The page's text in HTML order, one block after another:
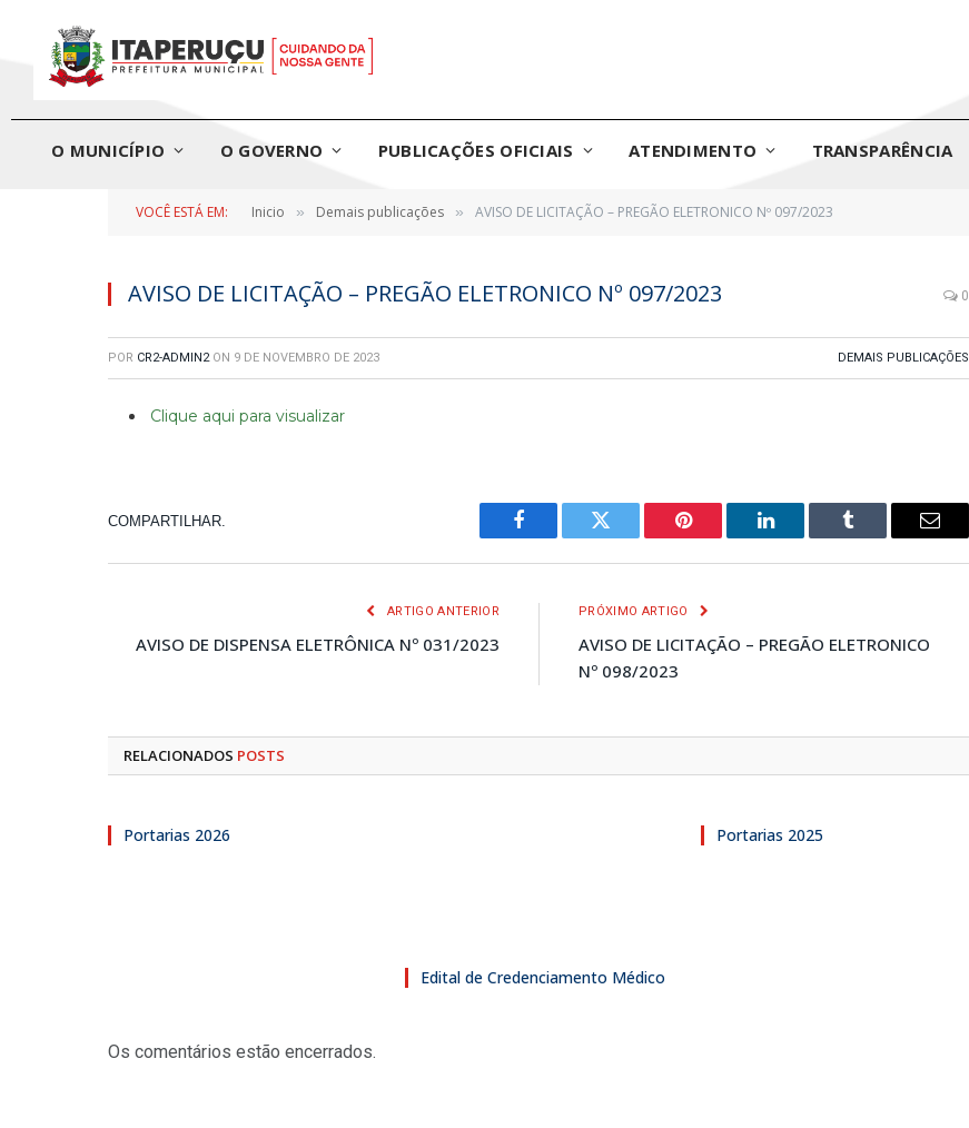
O MUNICÍPIO O GOVERNO PUBLICAÇÕES OFICIAIS ATENDIMENTO TRANSPARÊNCIA
VOCÊ ESTÁ EM: Inicio » Demais publicações » AVISO DE LICITAÇÃO – PREGÃO ELETRONICO Nº 097/2023
AVISO DE LICITAÇÃO – PREGÃO ELETRONICO Nº 097/2023 0
POR CR2-ADMIN2 ON 9 DE NOVEMBRO DE 2023 DEMAIS PUBLICAÇÕES
Clique aqui para visualizar
COMPARTILHAR.
Facebook Twitter Pinterest LinkedIn Tumblr
E-
ARTIGO ANTERIOR
AVISO DE DISPENSA ELETRÔNICA Nº 031/2023
PRÓXIMO ARTIGO
AVISO DE LICITAÇÃO – PREGÃO ELETRONICO
Nº 098/2023
RELACIONADOS POSTS
Portarias 2026
Edital de Credenciamento Médico
Portarias 2025
Os comentários estão encerrados.